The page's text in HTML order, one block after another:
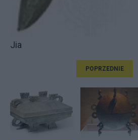
Jia
POPRZEDNIE